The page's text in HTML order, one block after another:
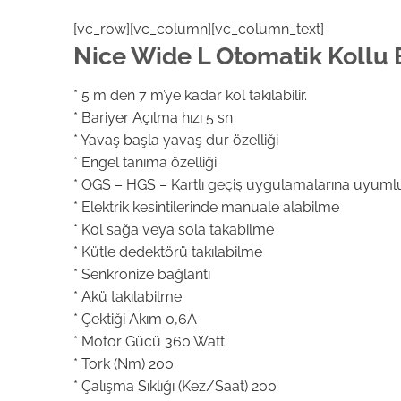
[vc_row][vc_column][vc_column_text]
Nice Wide L Otomatik Kollu
* 5 m den 7 m’ye kadar kol takılabilir.
* Bariyer Açılma hızı 5 sn
* Yavaş başla yavaş dur özelliği
* Engel tanıma özelliği
* OGS – HGS – Kartlı geçiş uygulamalarına
* Elektrik kesintilerinde manuale alabilme
* Kol sağa veya sola takabilme
* Kütle dedektörü takılabilme
* Senkronize bağlantı
* Akü takılabilme
* Çektiği Akım 0,6A
* Motor Gücü 360 Watt
* Tork (Nm) 200
* Çalışma Sıklığı (Kez/Saat) 200